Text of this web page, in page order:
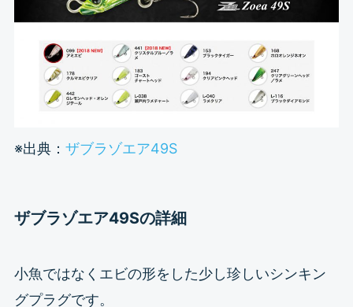
※出典： ザブラゾエア49S
ザブラゾエア49Sの詳細
小魚ではなくエビの形をした少し珍しいシンキン
グプラグです。